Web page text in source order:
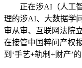
正在涉AI（人工智
理的涉AI、大数据学
审从审、互联网法院
在接管中国粹问产权
到‘手艺+轨制+财产’